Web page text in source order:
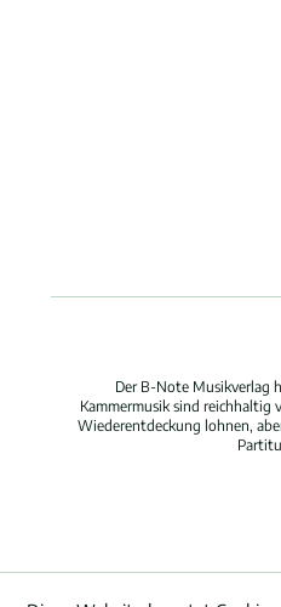
Der B-Note Musikverlag
Kammermusik sind reichhaltig
Wiederentdeckung lohnen,